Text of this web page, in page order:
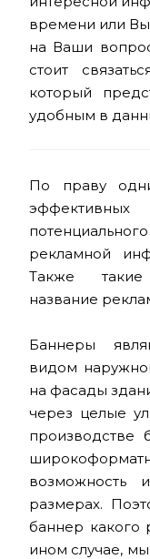
времени или Вы
на Ваши
стоит
который
удобным в
По праву
рекламной
Также
название
Баннеры
видом
на фасады
через целые
производстве
возможность
размерах.
баннер какого
ином случае,